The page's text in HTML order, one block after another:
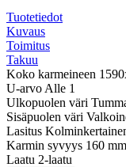
laatu)
määrä
Tuotetiedot
Kuvaus
Toimitus
Takuu
Koko karmeineen
U-arvo Alle 1
Ulkopuolen väri
Sisäpuolen väri
Lasitus
Karmin syvyys 160 mm
Laatu 2-laatu